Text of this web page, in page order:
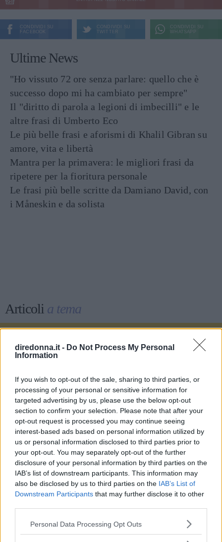
diredonna.it - Do Not Process My Personal
Information
If you wish to opt-out of the sale, sharing to third parties, or
processing of your personal or sensitive information for
targeted advertising by us, please use the below opt-out
section to confirm your selection. Please note that after your
opt-out request is processed you may continue seeing
interest-based ads based on personal information utilized by
us or personal information disclosed to third parties prior to
your opt-out. You may separately opt-out of the further
disclosure of your personal information by third parties on the
IAB’s list of downstream participants. This information may
also be disclosed by us to third parties on the IAB’s List of
Downstream Participants that may further disclose it to other
Please note that this website/app uses one or more Google
Personal Data Processing Opt Outs
CONDIVIDI SU
FACEBOOK
CONDIVIDI SU
TWITTER
CONDIVIDI SU
WHATSAPP
Ultime News
"Ho vissuto 72 ore senza parlare: quello che è
successo dopo mi ha cambiato per sempre"
Il "diritto di parola a legioni di imbecilli" e le
altre frasi di Umberto Eco
Le più belle frasi e aforismi di Khalil Gibran su
amore, vita e libertà
Mantra per la primavera: le migliori frasi da
ripetere per la fioritura personale
Le frasi più belle scritte da Damiano David, con
i Måneskin e da solista
Articoli a tema